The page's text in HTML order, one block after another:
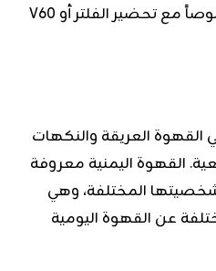
مشرقاً، أنيقاً، ومميزاً، خصوصاً مع تحضير الفلتر أو V60
العريقة والنكهات
القهوة اليمنية معروفة
المختلفة، وهي
عن القهوة اليومية